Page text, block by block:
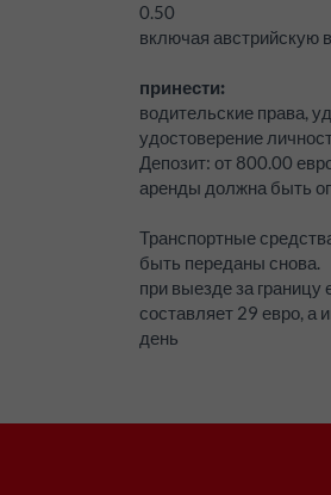
0.50
включая австрийскую
принести:
водительские права,
удостоверение
Депозит: от 800.00
аренды должна быть
Транспортные
быть переданы снова.
при выезде за
составляет 29 евро, а
день